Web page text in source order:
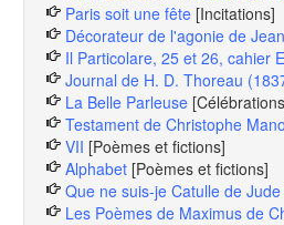
Paris soit une fête [Incitations]
Décorateur de l'agonie de
Il Particolare, 25 et 26, cahier
Journal de H. D. Thoreau
La Belle Parleuse
Testament de Christophe
VII [Poèmes et fictions]
Alphabet [Poèmes et fictions]
Que ne suis-je Catulle de
Les Poèmes de Maximus de